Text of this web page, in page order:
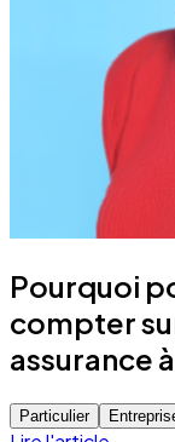
Pourquoi
compter
assurance
Particulier